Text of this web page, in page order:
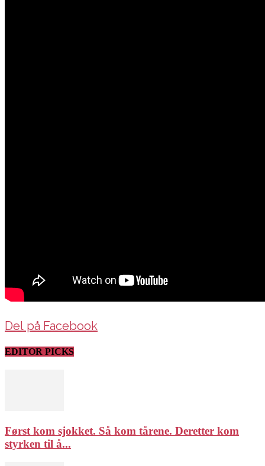
Del på Facebook
EDITOR PICKS
Først kom sjokket. Så kom tårene. Deretter kom
styrken til å...